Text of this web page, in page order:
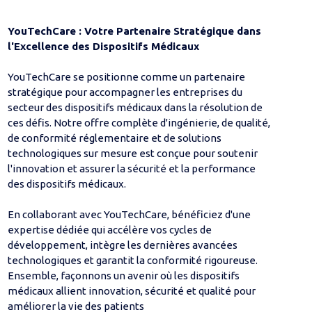
YouTechCare : Votre Partenaire Stratégique dans
l'Excellence des Dispositifs Médicaux
YouTechCare se positionne comme un partenaire
stratégique pour accompagner les entreprises du
secteur des dispositifs médicaux dans la résolution de
ces défis. Notre offre complète d'ingénierie, de qualité,
de conformité réglementaire et de solutions
technologiques sur mesure est conçue pour soutenir
l'innovation et assurer la sécurité et la performance
des dispositifs médicaux.
En collaborant avec YouTechCare, bénéficiez d'une
expertise dédiée qui accélère vos cycles de
développement, intègre les dernières avancées
technologiques et garantit la conformité rigoureuse.
Ensemble, façonnons un avenir où les dispositifs
médicaux allient innovation, sécurité et qualité pour
améliorer la vie des patients